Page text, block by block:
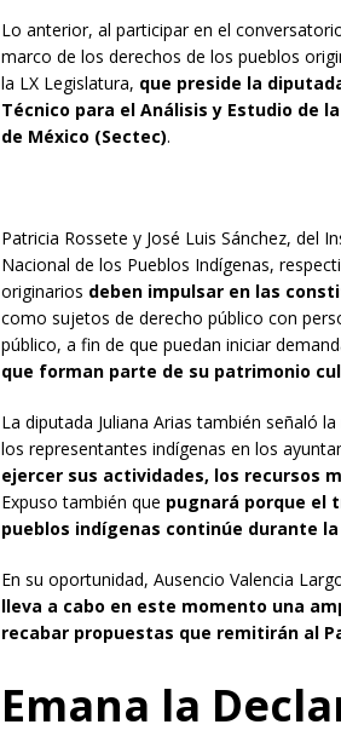
Lo anterior, al participar en el
marco de los derechos de los pueblos
la LX Legislatura, que preside la
Técnico para el Análisis y Estudio de
de México (Sectec).
Patricia Rossete y José Luis Sánchez, del
Nacional de los Pueblos Indígenas,
originarios deben impulsar en las
como sujetos de derecho público con
público, a fin de que puedan iniciar
que forman parte de su patrimonio
La diputada Juliana Arias también señaló
los representantes indígenas en los
ejercer sus actividades, los recursos
Expuso también que pugnará porque el
pueblos indígenas continúe durante
En su oportunidad, Ausencio Valencia
lleva a cabo en este momento una
recabar propuestas que remitirán al
Emana la